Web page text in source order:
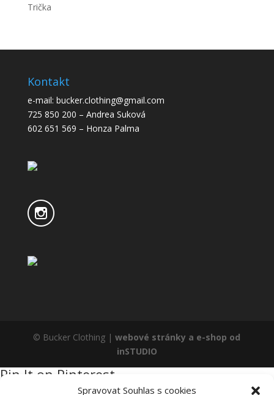
Spravovat Souhlas s cookies
Trička
Kontakt
e-mail: bucker.clothing@gmail.com
725 850 200 – Andrea Suková
602 651 569 – Honza Palma
© Bucker Clothing |webové stránky a e-shop od
inSTUDIO
Pin It on Pinterest